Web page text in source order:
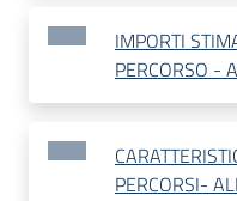
IMPORTI
PERCORSO -
PERCORSI-